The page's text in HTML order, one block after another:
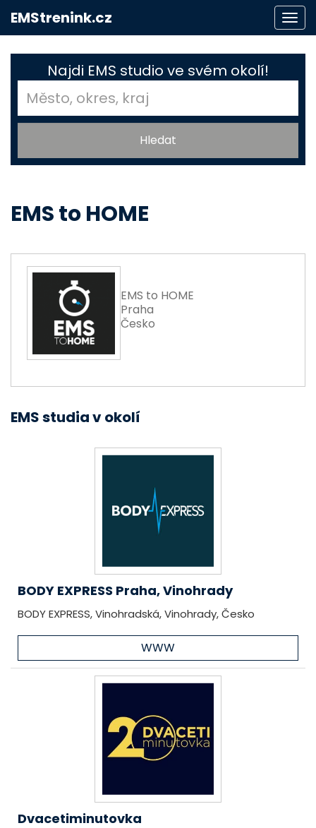
EMStrenink.cz
Najdi EMS studio ve svém okolí!
EMS to HOME
EMS to HOME
Praha
Česko
EMS studia v okolí
BODY EXPRESS Praha, Vinohrady
BODY EXPRESS, Vinohradská, Vinohrady, Česko
WWW
Dvacetiminutovka